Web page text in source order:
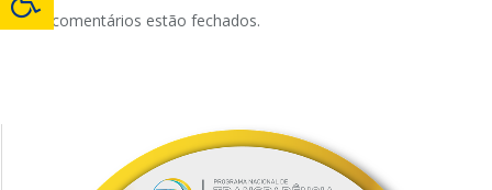
Os comentários estão fechados.